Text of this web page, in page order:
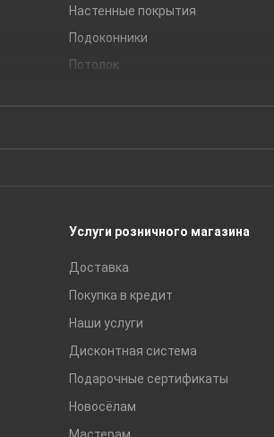
Настенные покрытия
Подоконники
Потолок
Услуги розничного магазина
Доставка
Покупка в кредит
Наши услуги
Дисконтная система
Подарочные сертификаты
Новосёлам